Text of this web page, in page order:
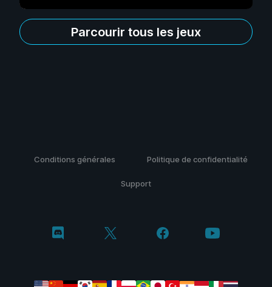
Parcourir tous les jeux
Conditions générales Politique de confidentialité
Support